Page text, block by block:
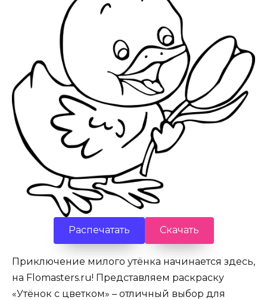
Распечатать Скачать
Приключение милого утёнка начинается здесь,
на Flomasters.ru! Представляем раскраску
«Утёнок с цветком» – отличный выбор для